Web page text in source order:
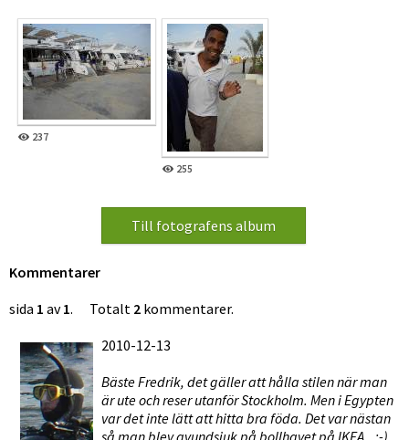
237
255
Kommentarer
sida 1 av1. Totalt 2 kommentarer.
2010-12-13
Bäste Fredrik, det gäller att hålla stilen när man
är ute och reser utanför Stockholm. Men i Egypten
var det inte lätt att hitta bra föda. Det var nästan
så man blev avundsjuk på bollhavet på IKEA...:-)